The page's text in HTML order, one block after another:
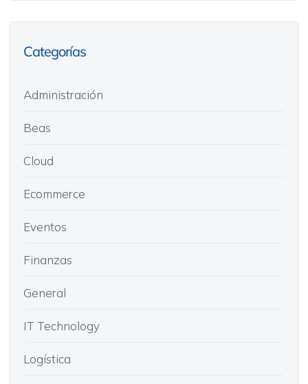
Categorías
Administración
Beas
Cloud
Ecommerce
Eventos
Finanzas
General
IT Technology
Logística